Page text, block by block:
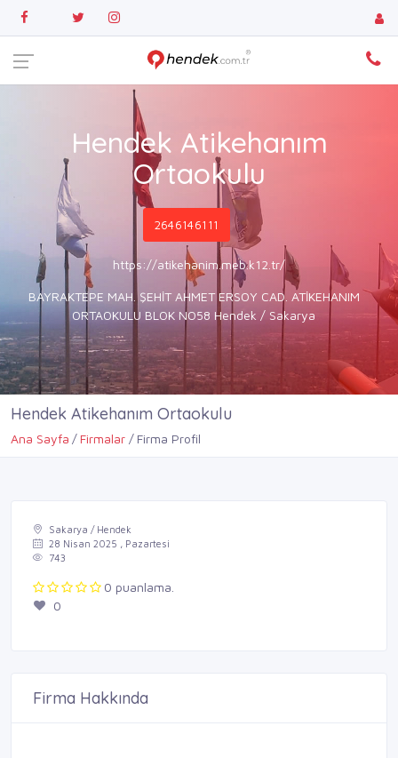
Hendek Atikehanım
Ortaokulu
2646146111
https://atikehanim.meb.k12.tr/
BAYRAKTEPE MAH. ŞEHİT AHMET ERSOY CAD. ATİKEHANIM
ORTAOKULU BLOK NO58 Hendek / Sakarya
Hendek Atikehanım Ortaokulu
Ana Sayfa Firmalar Firma Profil
Sakarya / Hendek
28 Nisan 2025 , Pazartesi
743
0 puanlama.
0
Firma Hakkında